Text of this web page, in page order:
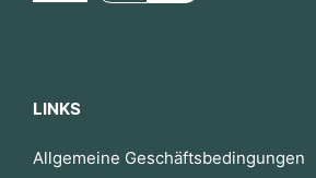
LINKS
Allgemeine Geschäftsbedingungen